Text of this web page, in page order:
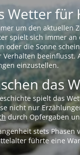
Wetter für
um den aktuellen
spielt sich immer
oder die Sonne
einzustellen.
das
spielt das
nicht nur
durch Opfergaben
stets
führte eine